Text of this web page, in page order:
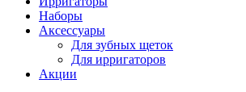
Наборы
Аксессуары
Для зубных щеток
Для ирригаторов
Акции